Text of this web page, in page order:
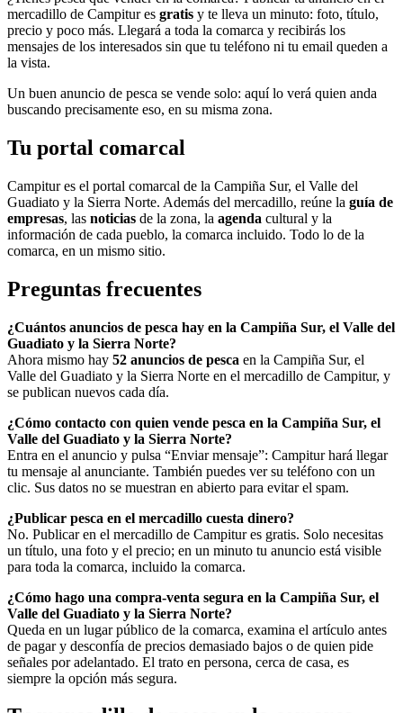
mercadillo de Campitur es gratis y te lleva un minuto: foto, título,
precio y poco más. Llegará a toda la comarca y recibirás los
mensajes de los interesados sin que tu teléfono ni tu email queden a
la vista.
Un buen anuncio de pesca se vende solo: aquí lo verá quien anda
buscando precisamente eso, en su misma zona.
Tu portal comarcal
Campitur es el portal comarcal de la Campiña Sur, el Valle del
Guadiato y la Sierra Norte. Además del mercadillo, reúne la guía de
empresas, las noticias de la zona, la agenda cultural y la
información de cada pueblo, la comarca incluido. Todo lo de la
comarca, en un mismo sitio.
Preguntas frecuentes
¿Cuántos anuncios de pesca hay en la Campiña Sur, el Valle del
Guadiato y la Sierra Norte?
Ahora mismo hay 52 anuncios de pesca en la Campiña Sur, el
Valle del Guadiato y la Sierra Norte en el mercadillo de Campitur, y
se publican nuevos cada día.
¿Cómo contacto con quien vende pesca en la Campiña Sur, el
Valle del Guadiato y la Sierra Norte?
Entra en el anuncio y pulsa “Enviar mensaje”: Campitur hará llegar
tu mensaje al anunciante. También puedes ver su teléfono con un
clic. Sus datos no se muestran en abierto para evitar el spam.
¿Publicar pesca en el mercadillo cuesta dinero?
No. Publicar en el mercadillo de Campitur es gratis. Solo necesitas
un título, una foto y el precio; en un minuto tu anuncio está visible
para toda la comarca, incluido la comarca.
¿Cómo hago una compra-venta segura en la Campiña Sur, el
Valle del Guadiato y la Sierra Norte?
Queda en un lugar público de la comarca, examina el artículo antes
de pagar y desconfía de precios demasiado bajos o de quien pide
señales por adelantado. El trato en persona, cerca de casa, es
siempre la opción más segura.